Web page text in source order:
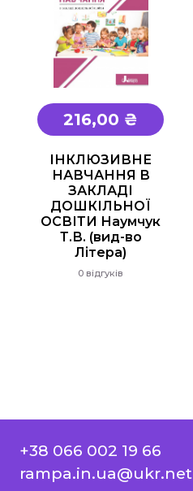
216,00 ₴
ІНКЛЮЗИВНЕ
НАВЧАННЯ В
ЗАКЛАДІ
ДОШКІЛЬНОЇ
ОСВІТИ Наумчук
Т.В. (вид-во
Літера)
0 відгуків
+38 066 002 19 66
rampa.in.ua@ukr.net